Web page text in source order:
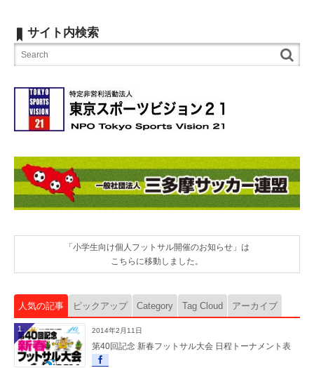
サイト内検索
「小学生向け個人フットサル開催のお知らせ」は
こちらに移動しました。
人気の記事 ピックアップ Category Tag Cloud アーカイブ
2014年2月11日
第40回記念 新春フットサル大会 日程トーナメント表
1